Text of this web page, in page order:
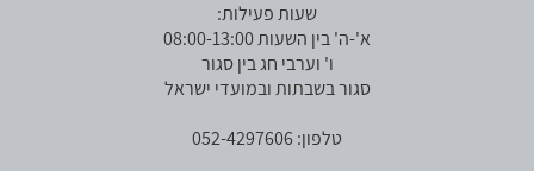
שעות פעילות:
א'-ה' בין השעות 08:00-13:00
ו' וערבי חג בין סגור
סגור בשבתות ובמועדי ישראל
טלפון: 052-4297606